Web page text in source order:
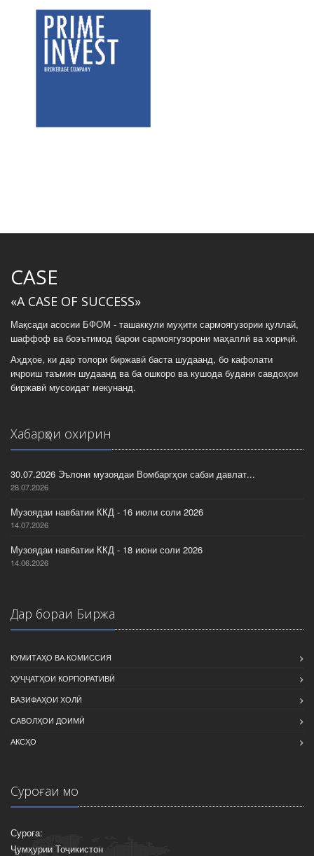
CASE
«A CASE OF SUCCESS»
Мақсади асосии БФОМ - ташаккули муҳити сармоягузории қуллай,
шаффоф ва боэътимод барои сармоягузорони маҳаллӣ ва хориҷӣ.
Аҳдҳое, ки дар толори биржавӣ баста шудаанд, бо кафолати
иҷроиш таъмин шудаанд ва ба ошкоро ва кушода будани савдоҳои
биржавӣ мусоидат мекунанд.
Хабарҳои охирин
30.07.2026 Эълони музоядаи Вомбаргҳои сабзи давлат...
28.07.2026
Музоядаи навбатии ККД - 16 июли соли 2026
14.07.2026
Музоядаи навбатии ККД - 18 июни соли 2026
14.06.2026
Дар бораи Биржа
КУМИТАҲО ВА КОМИССИЯ
ҲУҶҶАТҲОИ КОРПОРАТИВӢ
ВАЗИФАҲОИ ХОЛӢ
САВОЛҲОИ ДОИМӢ
АКСҲО
Суроғаи мо
Суроға:
Ҷумҳурии Тоҷикистон